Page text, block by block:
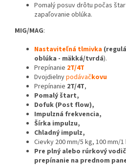
Pomalý posuv drôtu počas
zapaľovanie oblúka.
MIG/MAG:
Nastaviteľná tlmivka
oblúka - mäkká/tvrdá).
Prepínanie 2T/4T
Dvojdielnypodávačkovu
Prepínanie 2T/4T,
Pomalý štart,
Dofuk (Post flow),
Impulzná frekvencia,
Šírka impulzu,
Chladný impulz,
Cievky 200 mm/5 kg, 100 mm/1
Pre plný alebo rúrkový
prepínanie na prednom